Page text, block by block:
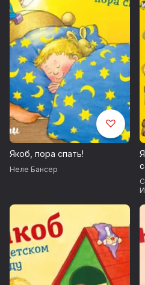
Якоб, пора спать!
Неле Бансер